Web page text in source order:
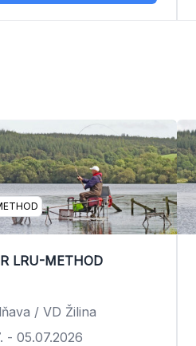
LRU-METHOD
/ VD Žilina
- 05.07.2026